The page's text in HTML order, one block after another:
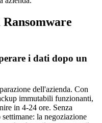
i dati dopo un
dell'azienda. Con
immutabili funzionanti,
in 4-24 ore. Senza
la negoziazione